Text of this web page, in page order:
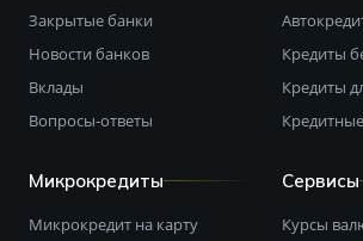
Закрытые банки
Новости банков
Вклады
Вопросы-ответы
Кредиты
Кредиты
Микрокредиты
Микрокредит на карту
Сервисы
Курсы